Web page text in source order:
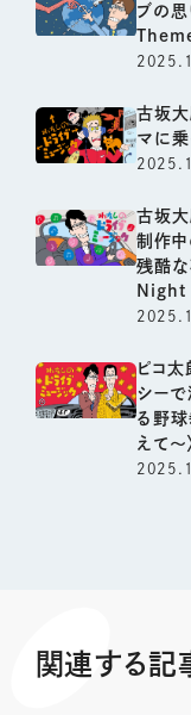
ブの
古坂大
マに
古坂大
制作中
残酷
Night
ピコ太
シー
る野
えて〜
関連する記